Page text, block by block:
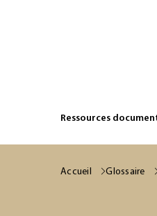
Ressources
Accueil Glossaire